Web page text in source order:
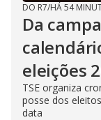
DO R7/HÁ 54
Da
eleições
TSE organiza
posse dos
data